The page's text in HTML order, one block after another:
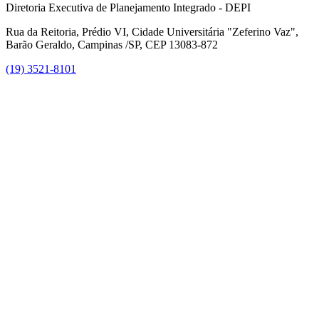
Diretoria Executiva de Planejamento Integrado - DEPI
Rua da Reitoria, Prédio VI, Cidade Universitária "Zeferino Vaz",
Barão Geraldo, Campinas /SP, CEP 13083-872
(19) 3521-8101